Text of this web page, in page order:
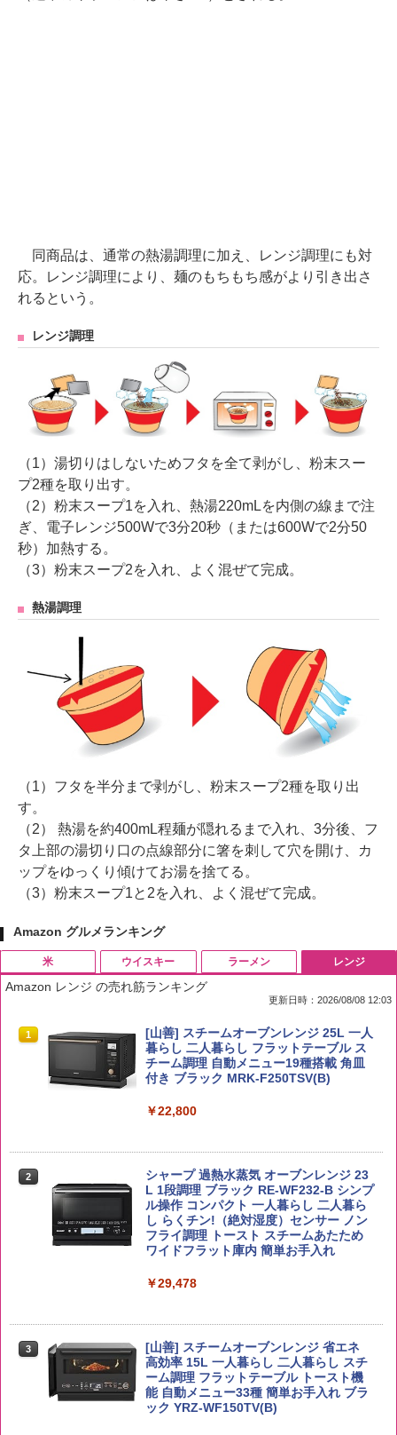
同商品は、通常の熱湯調理に加え、レンジ調理にも対
応。レンジ調理により、麺のもちもち感がより引き出さ
れるという。
レンジ調理
（1）湯切りはしないためフタを全て剥がし、粉末スー
プ2種を取り出す。
（2）粉末スープ1を入れ、熱湯220mLを内側の線まで注
ぎ、電子レンジ500Wで3分20秒（または600Wで2分50
秒）加熱する。
（3）粉末スープ2を入れ、よく混ぜて完成。
熱湯調理
（1）フタを半分まで剥がし、粉末スープ2種を取り出
す。
（2） 熱湯を約400mL程麺が隠れるまで入れ、3分後、フ
タ上部の湯切り口の点線部分に箸を刺して穴を開け、カ
ップをゆっくり傾けてお湯を捨てる。
（3）粉末スープ1と2を入れ、よく混ぜて完成。
Amazon グルメランキング
米
1 by Amazon 国産ブレンド米 精米 5kg
￥2,650
らめき 5kg 令和7年産
￥3,056
by Amazon あきたこまちブレンド 無洗
野沢農産 無洗米 青い流るる コシヒカリ
ウイスキー
1
ブラックニッカ ニッカ Nikka ウィスキ
ー4000ml ブラックニッカクリア ウヰス
キー 【日本 アサヒ ウィスキー】 大容量
お得 4リットル
￥4,358
2
角瓶 2700ml サントリー ウイスキー ハ
イボール 大容量
￥6,063
￥4,274
ラーメン
1
チキンラーメン どんぶり 85g×12個 日清
食品 インスタント カップ麺
￥1,939
2
麺 小腹 インスタント アウトドアにも ロ
ーリングストック 大人買い おやつカン
パニー
￥1,288
￥3,248
レンジ
Amazon レンジ の売れ筋ランキング
更新日時：2026/08/08 12:03
1
[山善] スチームオーブンレンジ 25L 一人
暮らし 二人暮らし フラットテーブル ス
チーム調理 自動メニュー19種搭載 角皿
付き ブラック MRK-F250TSV(B)
￥22,800
2
シャープ 過熱水蒸気 オーブンレンジ 23
L 1段調理 ブラック RE-WF232-B シンプ
ル操作 コンパクト 一人暮らし 二人暮ら
し らくチン!（絶対湿度）センサー ノン
フライ調理 トースト スチームあたため
ワイドフラット庫内 簡単お手入れ
￥29,478
3
[山善] スチームオーブンレンジ 省エネ
高効率 15L 一人暮らし 二人暮らし スチ
ーム調理 フラットテーブル トースト機
能 自動メニュー33種 簡単お手入れ ブラ
ック YRZ-WF150TV(B)